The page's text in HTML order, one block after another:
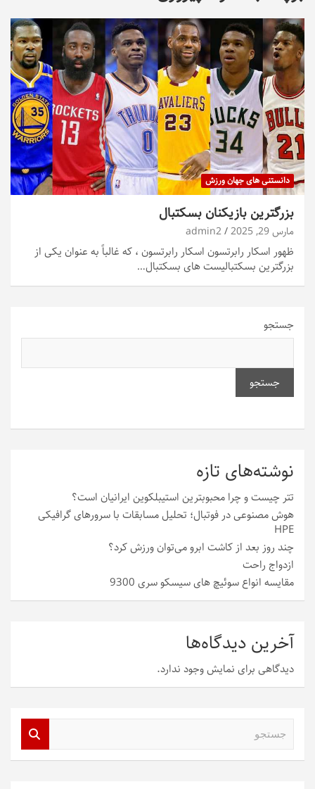
دانستنی های جهان ورزش
بزرگترین بازیکنان بسکتبال
مارس 29, 2025 admin2
ظهور اسکار رابرتسون اسکار رابرتسون ، که غالباً به عنوان یکی از
بزرگترین بسکتبالیست های بسکتبال…
جستجو
جستجو
نوشته‌های تازه
تتر چیست و چرا محبوبترین استیبلکوین ایرانیان است؟
هوش مصنوعی در فوتبال؛ تحلیل مسابقات با سرورهای گرافیکی
HPE
چند روز بعد از کاشت ابرو می‌توان ورزش کرد؟
ازدواج راحت
مقایسه انواع سوئیچ های سیسکو سری 9300
آخرین دیدگاه‌ها
دیدگاهی برای نمایش وجود ندارد.